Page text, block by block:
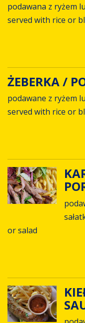
podawana z ryżem
served with rice or
ŻEBERKA /
podawane z ryżem
served with rice or
or salad